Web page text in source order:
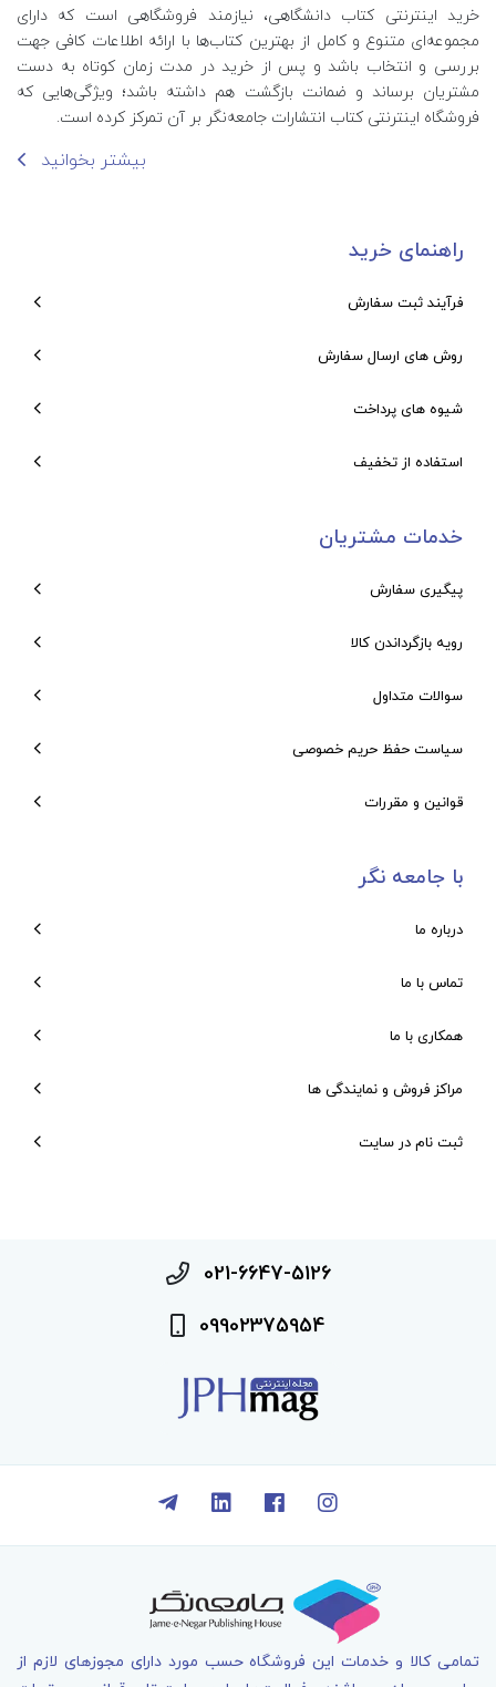
خرید اینترنتی کتاب‌ دانشگاهی، نیازمند فروشگاهی است که دارای
مجموعه‌ای متنوع و کامل از بهترین کتاب‌ها با ارائه اطلاعات کافی جهت
بررسی و انتخاب باشد و پس از خرید در مدت زمان کوتاه به دست
مشتریان برساند و ضمانت بازگشت هم داشته باشد؛ ویژگی‌هایی که
فروشگاه اینترنتی کتاب انتشارات جامعه‌نگر بر آن تمرکز کرده است.
بیشتر بخوانید
راهنمای خرید
فرآیند ثبت سفارش
روش های ارسال سفارش
شیوه های پرداخت
استفاده از تخفیف
خدمات مشتریان
پیگیری سفارش
رویه بازگرداندن کالا
سوالات متداول
سیاست حفظ حریم خصوصی
قوانین و مقررات
با جامعه نگر
درباره ما
تماس با ما
همکاری با ما
مراکز فروش و نمایندگی ها
ثبت نام در سایت
021-6647-5126
09902375954
تمامی کالا و خدمات اين فروشگاه حسب مورد دارای مجوزهای لازم از